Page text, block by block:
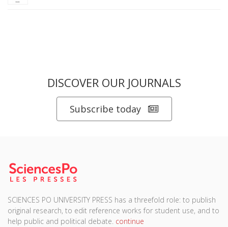
DISCOVER OUR JOURNALS
Subscribe today
SCIENCES PO UNIVERSITY PRESS has a threefold role: to publish
original research, to edit reference works for student use, and to
help public and political debate. continue